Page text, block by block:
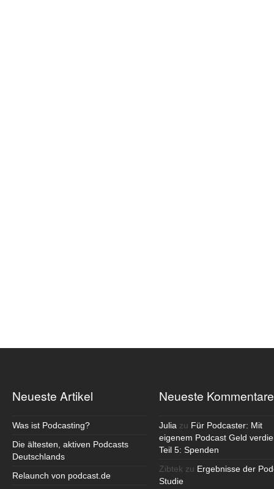
Neueste Artikel
Was ist Podcasting?
Die ältesten, aktiven Podcasts
Deutschlands
Relaunch von podcast.de
Neueste Kommentare
Julia zu Für Podcaster: Mit
eigenem Podcast Geld
Teil 5: Spenden
Zibtek zu Ergebnisse der
Studie